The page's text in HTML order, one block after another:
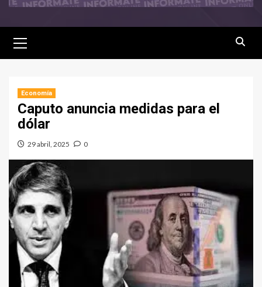
Economía
Caputo anuncia medidas para el
dólar
29 abril, 2025 0